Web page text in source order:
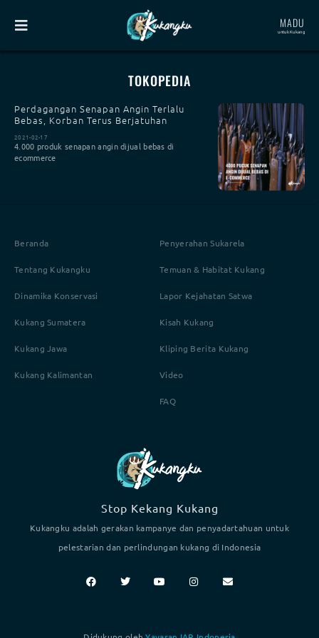
MADU
untuk Kukang
TOKOPEDIA
Perdagangan Senapan Angin Terlalu
Bebas, Korban Terus Berjatuhan
2021-02-17
4.000 produk senapan angin dijual bebas di
ecommerce
Stop Kekang Kukang
Kukangku adalah gerakan kampanye dan penyadartahuan untuk
pelestarian dan perlindungan kukang di Indonesia
Beranda
Tentang Kukangku
Dinamika Konservasi
Kukang Sumatera
Kukang Jawa
Kukang Kalimantan
Penyerahan Sukarela
Temuan & Habitat Kukang
Lapor Kejahatan Satwa
Kisah Kukang
Kliping Berita Kukang
Video
FAQ